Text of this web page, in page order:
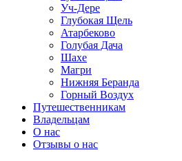
Уч-Дере
Глубокая Щель
Атарбеково
Голубая Дача
Шахе
Магри
Нижняя Беранда
Горный Воздух
Путешественникам
Владельцам
О нас
Отзывы о нас